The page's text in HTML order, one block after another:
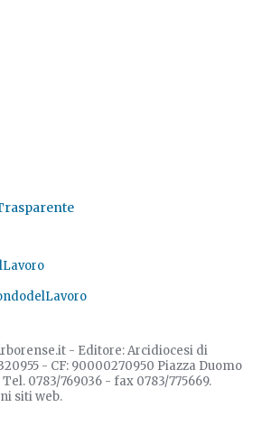
- Editore: Arcidiocesi di
- CF: 90000270950 Piazza Duomo
0783/769036 - fax 0783/775669.
siti web.